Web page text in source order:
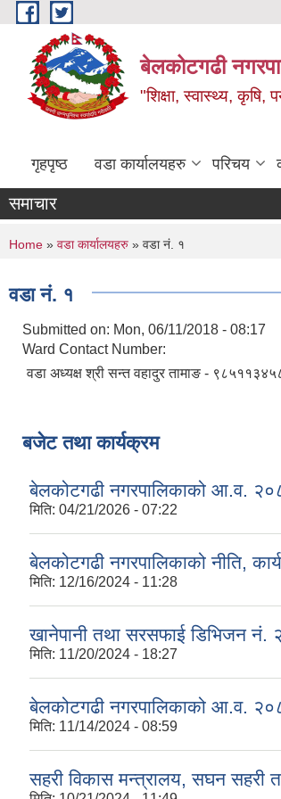
Skip to main content
बेलकोटगढी
"शिक्षा, स्वास्थ्य, कृषि,
गृहपृष्ठ वडा कार्यालयहरु परिचय
समाचार
You are here
Home » वडा कार्यालयहरु » वडा नं. १
वडा नं. १
Submitted on: Mon, 06/11/2018 - 08:17
Ward Contact Number:
वडा अध्यक्ष श्री सन्त वहादुर तामाङ -
बजेट तथा कार्यक्रम
बेलकोटगढी नगरपालिकाको आ.व.
मिति: 04/21/2026 - 07:22
बेलकोटगढी नगरपालिकाको नीति,
मिति: 12/16/2024 - 11:28
खानेपानी तथा सरसफाई डिभिजन नं.
मिति: 11/20/2024 - 18:27
बेलकोटगढी नगरपालिकाको आ.व.
मिति: 11/14/2024 - 08:59
सहरी विकास मन्त्रालय, सघन सहरी